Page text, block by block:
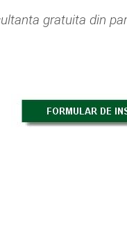
gratuita din